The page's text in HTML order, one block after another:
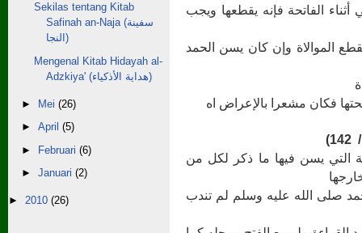
Sekilas tentang Kitab
Safinah an-Naja (سفينة
النجا)
Mengenal Kitab Hidayah al-
Adzkiya' (هداية الأذكياء)
► Mei (26)
► April (5)
► Februari (6)
► Januari (2)
► 2010 (26)
الفاتحة فإنه يقطعها ويجب
الموالاة وإن كان يسن الحمد
فكان مشعرا بالإعراض اه
التي يسن فيها ما ذكر لكل من
صلى الله عليه وسلم لم تندب